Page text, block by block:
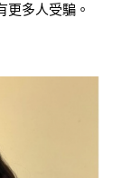
更多人受騙。